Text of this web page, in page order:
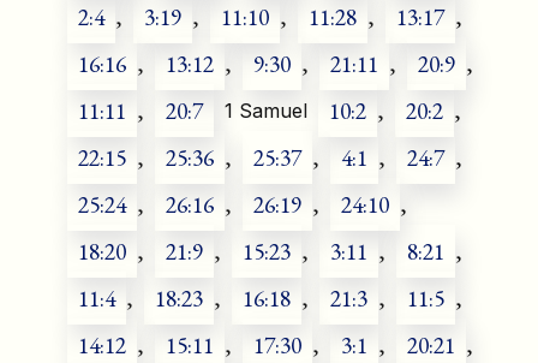
2:4 , 3:19 , 11:10 , 11:28 , 13:17 ,
16:16 , 13:12 , 9:30 , 21:11 , 20:9 ,
11:11 , 20:7 1 Samuel 10:2 , 20:2 ,
22:15 , 25:36 , 25:37 , 4:1 , 24:7 ,
25:24 , 26:16 , 26:19 , 24:10 ,
18:20 , 21:9 , 15:23 , 3:11 , 8:21 ,
11:4 , 18:23 , 16:18 , 21:3 , 11:5 ,
14:12 , 15:11 , 17:30 , 3:1 , 20:21 ,